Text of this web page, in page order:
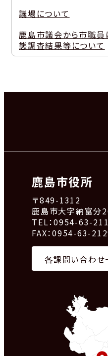
議場について
鹿島市議会から市職員
態調査結果等について
鹿島市役所
〒849-1312
鹿島市大字納富分
TEL：0954-63-
FAX：0954-63-
各課問い合わせ